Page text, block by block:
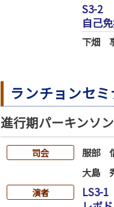
S3-2
自己
下畑
ランチョンセ
進行期パーキンソ
司会
服部
大島
演者
LS3-1